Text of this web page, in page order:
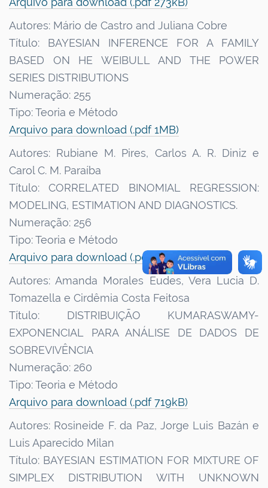
Autores: Mário de Castro and Juliana Cobre
Título: BAYESIAN INFERENCE FOR A FAMILY
BASED ON HE WEIBULL AND THE POWER
SERIES DISTRIBUTIONS
Numeração: 255
Tipo: Teoria e Método
Arquivo para download (.pdf 1MB)
Autores: Rubiane M. Pires, Carlos A. R. Diniz e
Carol C. M. Paraíba
Título: CORRELATED BINOMIAL REGRESSION:
MODELING, ESTIMATION AND DIAGNOSTICS.
Numeração: 256
Tipo: Teoria e Método
Arquivo para download (.pdf 256kB)
Autores: Amanda Morales Eudes, Vera Lucia D.
Tomazella e Cirdêmia Costa Feitosa
Título: DISTRIBUIÇÃO KUMARASWAMY-
EXPONENCIAL PARA ANÁLISE DE DADOS DE
SOBREVIVÊNCIA
Numeração: 260
Tipo: Teoria e Método
Arquivo para download (.pdf 719kB)
Autores: Rosineide F. da Paz, Jorge Luis Bazán e
Luis Aparecido Milan
Título: BAYESIAN ESTIMATION FOR MIXTURE OF
SIMPLEX DISTRIBUTION WITH UNKNOWN